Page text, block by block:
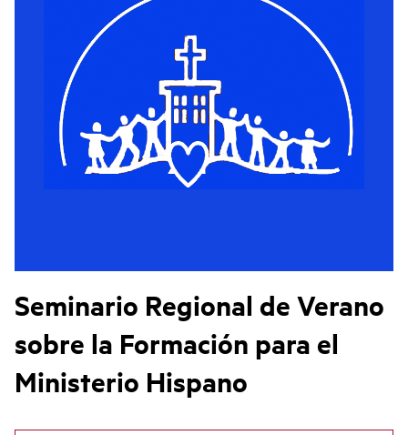
Seminario Regional de Verano
sobre la Formación para el
Ministerio Hispano